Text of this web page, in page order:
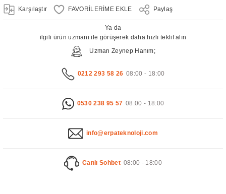
Karşılaştır Paylaş
Ya da
ilgili ürün uzmanı ile görüşerek daha hızlı teklif alın
Uzman Zeynep Hanım;
0212 293 58 26 08:00 - 18:00
0530 238 95 57 08:00 - 18:00
info@erpateknoloji.com
Canlı Sohbet 08:00 - 18:00